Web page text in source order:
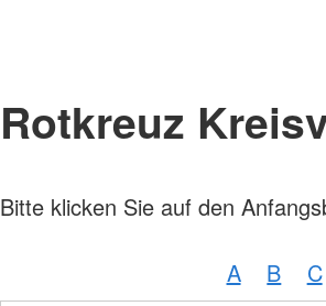
Rotkreuz
Bitte klicken Sie auf den
A B C